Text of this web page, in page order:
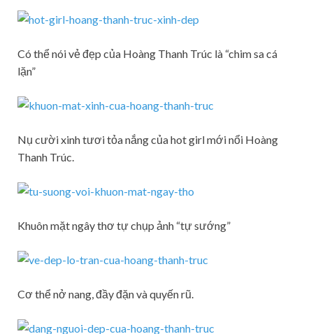
Có thể nói vẻ đẹp của Hoàng Thanh Trúc là “chim sa cá
lặn”
Nụ cười xinh tươi tỏa nắng của hot girl mới nổi Hoàng
Thanh Trúc.
Khuôn mặt ngây thơ tự chụp ảnh “tự sướng”
Cơ thể nở nang, đầy đặn và quyến rũ.